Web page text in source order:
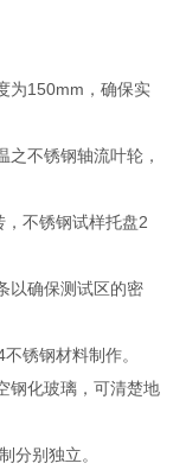
为150mm，确保实
不锈钢轴流叶轮，
不锈钢试样托盘2
以确保测试区的密
锈钢材料制作。
钢化玻璃，可清楚地
分别独立。